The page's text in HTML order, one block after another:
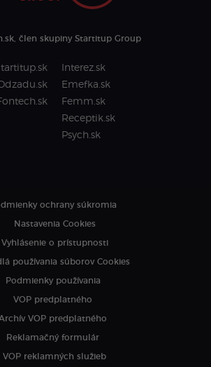
člen skupiny Startitup Group
Interez.sk
Emefka.sk
Femm.sk
Receptik.sk
Psych.sk
ochrany súkromia
Nastavenia Cookies
Vyhlásenie o prístupnosti
používania súborov Cookies
Podmienky používania
VOP predplatného
VOP predplatného
Reklamačný formulár
VOP reklamných služieb